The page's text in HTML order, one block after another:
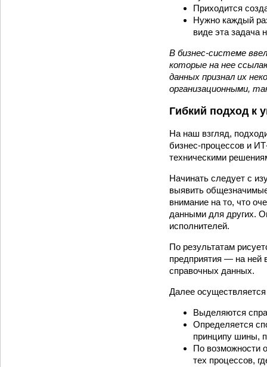
Приходится
Нужно каждый
виде эта задача
В бизнес-системе
которые на нее
данных признал их
организационными,
Гибкий подход к
На наш взгляд,
бизнес-процессов и
техническими
Начинать следует с
выявить
внимание на то, что
данными для других.
исполнителей.
По результатам
предприятия — на ней
справочных данных.
Далее
Выделяются
Определяется
принципу шины,
По возможности
тех процессов,